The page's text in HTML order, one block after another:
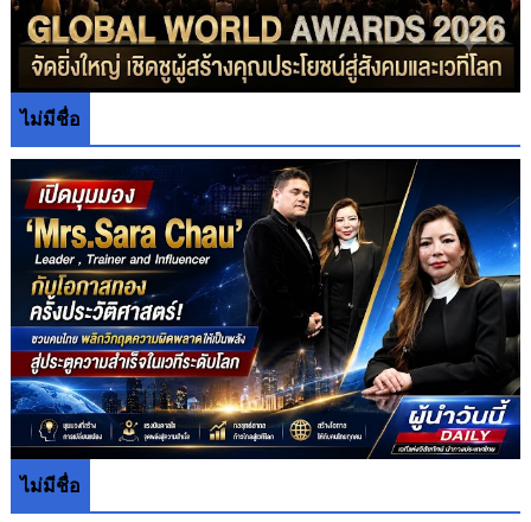
ไม่มีชื่อ
ไม่มีชื่อ